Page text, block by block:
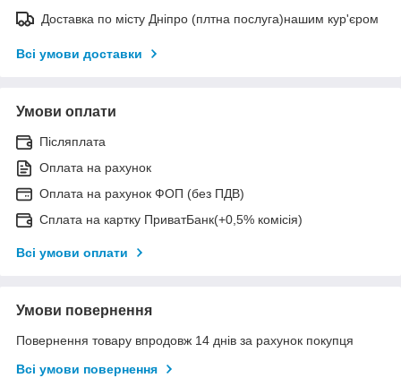
Доставка по місту Дніпро (плтна послуга)нашим кур'єром
Всі умови доставки
Умови оплати
Післяплата
Оплата на рахунок
Оплата на рахунок ФОП (без ПДВ)
Сплата на картку ПриватБанк(+0,5% комісія)
Всі умови оплати
Умови повернення
Повернення товару впродовж 14 днів за рахунок покупця
Всі умови повернення